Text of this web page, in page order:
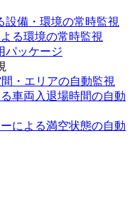
設備・環境の常時監視
る環境の常時監視
パッケージ
・エリアの自動監視
車両入退場時間の自動
による満空状態の自動